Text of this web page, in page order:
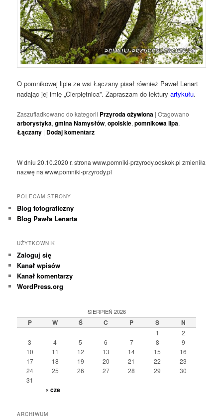
O pomnikowej lipie ze wsi Łączany pisał również Paweł Lenart
nadając jej imię „Cierpiętnica”. Zapraszam do lekturyartykułu.
Zaszufladkowano do kategorii Przyroda ożywiona |Otagowano
arborystyka,gmina Namysłów,opolskie,pomnikowa lipa,
Łączany | Dodaj komentarz
W dniu 20.10.2020 r. strona www.pomniki-przyrody.odskok.pl zmieniła
nazwę na www.pomniki-przyrody.pl
POLECAM STRONY
Blog fotograficzny
Blog Pawła Lenarta
UŻYTKOWNIK
Zaloguj się
Kanał wpisów
Kanał komentarzy
WordPress.org
SIERPIEŃ 2026
P W Ś C P S N
1
2
3
4 5 6 7 8
9
10
11 12 13 14 15
16
17
18 19 20 21 22
23
24
25 26 27 28 29
30
31
« cze
ARCHIWUM